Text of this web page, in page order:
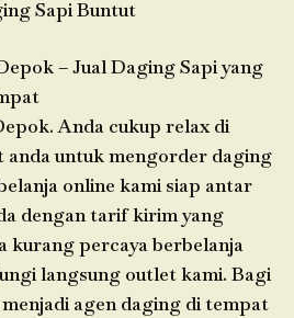
Sapi Buntut
– Jual Daging Sapi yang
Anda cukup relax di
anda untuk mengorder daging
online kami siap antar
dengan tarif kirim yang
kurang percaya berbelanja
langsung outlet kami. Bagi
agen daging di tempat